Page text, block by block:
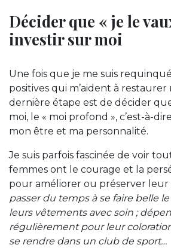
Décider que « je le
investir sur moi
Une fois que je me suis
positives qui m’aident à restaurer
dernière étape est de décider
moi, le « moi profond », c’est-à-
mon être et ma personnalité.
Je suis parfois fascinée de voir
femmes ont le courage et la
pour améliorer ou préserver leur
passer du temps à se faire belle
leurs vêtements avec soin ;
régulièrement pour leur
se rendre dans un club de sport…